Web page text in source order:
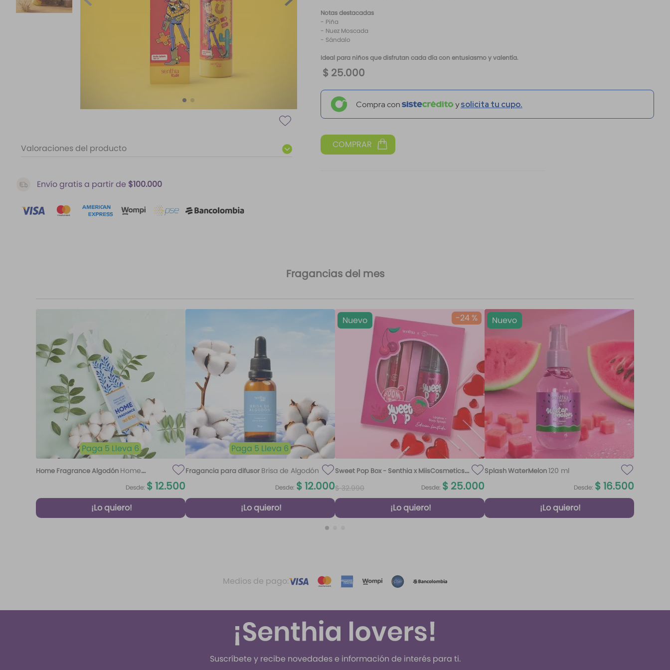
Valoraciones del producto
Envío gratis a partir de $100.000
Notas destacadas
- Piña
- Nuez Moscada
- Sándalo
Ideal para niños que disfrutan cada día con entusiasmo y valentía.
$ 25.000
Compra con ysolicita tu cupo.
Fragancias del mes
Paga 5 Lleva 6
Home Fragrance Algodón Home
Desde: $12.500
¡Lo quiero!
Paga 5 Lleva 6
Fragancia para difusor Brisa de Algodón
Desde: $12.000
¡Lo quiero!
-24 %
Nuevo
Sweet Pop Box - Senthia x MiisCosmetics
$ 32.990 Desde: $ 25.000
¡Lo quiero!
Nuevo
Splash WaterMelon120 ml
Desde: $16.500
¡Lo quiero!
Medios de pago:
Suscríbete y recibe novedades e información de interés para ti.